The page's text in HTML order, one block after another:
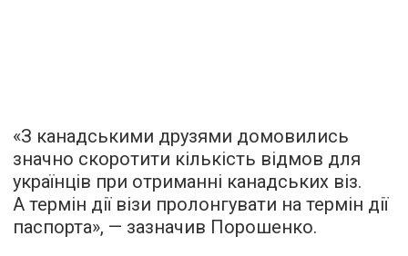
«З канадськими друзями домовились
значно скоротити кількість відмов для
українців при отриманні канадських віз.
А термін дії візи пролонгувати на термін дії
паспорта», — зазначив Порошенко.